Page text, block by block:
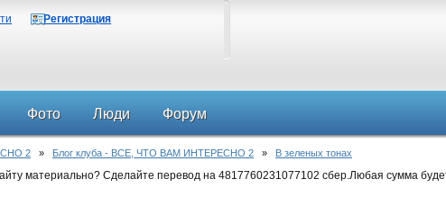
Регистрация
Фото Люди Форум
2 » Блог клуба - ВСЕ, ЧТО ВАМ ИНТЕРЕСНО 2 » В зеленых тонах
материально? Сделайте перевод на 4817760231077102 сбер.Любая сумма